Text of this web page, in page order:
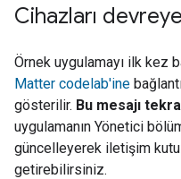
Cihazları
Örnek uygulamayı ilk kez
Matter codelab'ine
gösterilir. Bu mesajı
uygulamanın Yönetici
güncelleyerek iletişim
getirebilirsiniz.